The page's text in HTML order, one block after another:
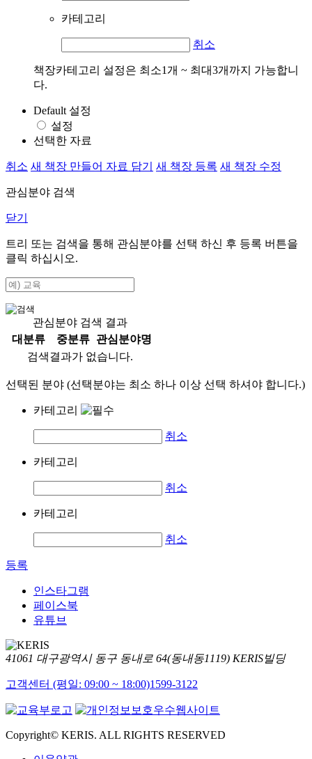
카테고리
취소
책장카테고리 설정은 최소1개 ~ 최대3개까지 가능합니
다.
Default 설정
설정
선택한 자료
취소 새 책장 만들어 자료 담기 새 책장 등록 새 책장 수정
관심분야 검색
닫기
트리 또는 검색을 통해 관심분야를 선택 하신 후 등록 버튼을
클릭 하십시오.
관심분야 검색 결과
대분류
중분류
관심분야명
검색결과가 없습니다.
선택된 분야 (선택분야는 최소 하나 이상 선택 하셔야 합니다.)
카테고리
취소
카테고리
취소
카테고리
취소
등록
인스타그램
페이스북
유튜브
41061 대구광역시 동구 동내로 64(동내동1119) KERIS빌딩
고객센터 (평일: 09:00 ~ 18:00)1599-3122
Copyright© KERIS. ALL RIGHTS RESERVED